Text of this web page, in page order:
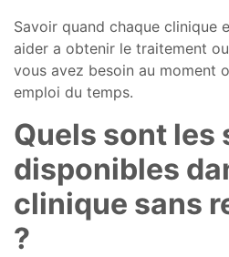
Savoir quand chaque clinique
aider a obtenir le traitement
vous avez besoin au moment
emploi du temps.
Quels sont les
disponibles
clinique sans
?